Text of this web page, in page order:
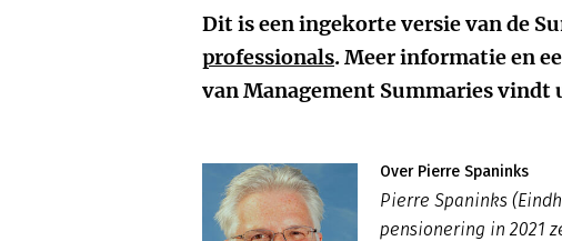
Dit is een ingekorte versie van de
professionals. Meer informatie en
van Management Summaries vindt
Over Pierre Spaninks
Pierre Spaninks
pensionering in 2021